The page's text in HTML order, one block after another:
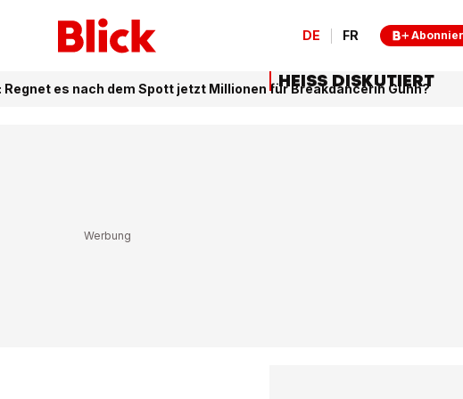
DE FR
Regnet es nach dem Spott jetzt Millionen für Breakdancerin Gunn?
HEISS DISKUTIERT